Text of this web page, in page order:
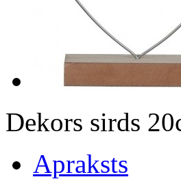
Dekors sirds
Apraksts